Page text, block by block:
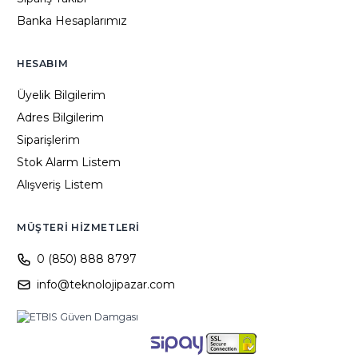
Banka Hesaplarımız
HESABIM
Üyelik Bilgilerim
Adres Bilgilerim
Siparişlerim
Stok Alarm Listem
Alışveriş Listem
MÜŞTERI HIZMETLERI
0 (850) 888 8797
info@teknolojipazar.com